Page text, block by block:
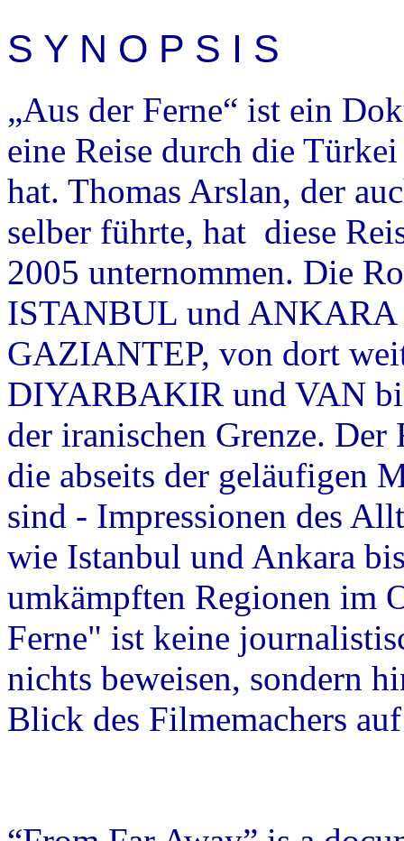
S Y N O P S I S
„Aus der Ferne“ ist ein
eine Reise durch die
hat. Thomas Arslan, der
selber führte, hat diese
2005 unternommen. Die
ISTANBUL und ANKARA
GAZIANTEP, von dort
DIYARBAKIR und VAN
der iranischen Grenze.
die abseits der geläufigen
sind - Impressionen des
wie Istanbul und Ankara
umkämpften Regionen im
Ferne" ist keine
nichts beweisen, sondern
Blick des Filmemachers